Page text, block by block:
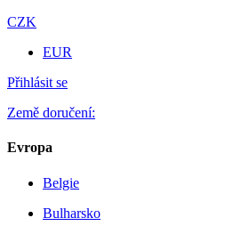
CZK
EUR
Přihlásit se
Země doručení:
Evropa
Belgie
Bulharsko